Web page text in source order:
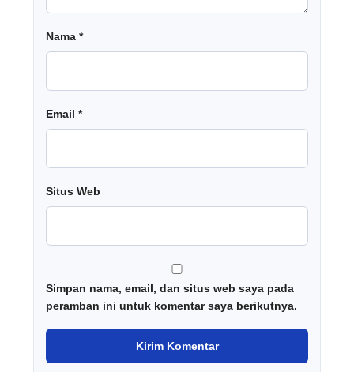
Nama *
Email *
Situs Web
Simpan nama, email, dan situs web saya pada
peramban ini untuk komentar saya berikutnya.